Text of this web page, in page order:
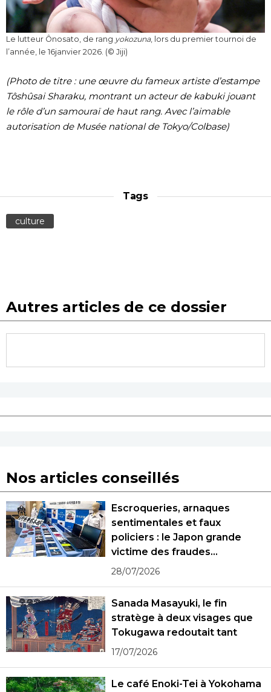
Le lutteur Ônosato, de rang yokozuna, lors du premier tournoi de
l’année, le 16janvier 2026. (© Jiji)
(Photo de titre : une œuvre du fameux artiste d’estampe
Tôshûsai Sharaku, montrant un acteur de kabuki jouant
le rôle d’un samouraï de haut rang. Avec l’aimable
autorisation de Musée national de Tokyo/Colbase)
Tags
culture
Autres articles de ce dossier
Nos articles conseillés
Escroqueries, arnaques
sentimentales et faux
policiers : le Japon grande
victime des fraudes
spécialisées
28/07/2026
Sanada Masayuki, le fin
stratège à deux visages que
Tokugawa redoutait tant
17/07/2026
Le café Enoki-Tei à Yokohama